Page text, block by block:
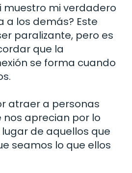
muestro mi verdadero
a los demás? Este
paralizante, pero es
que la
se forma cuando
atraer a personas
aprecian por lo
de aquellos que
seamos lo que ellos